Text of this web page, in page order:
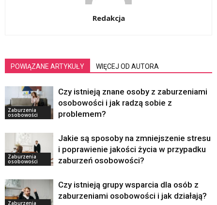
Redakcja
POWIĄZANE ARTYKUŁY WIĘCEJ OD AUTORA
Zaburzenia
osobowości
Czy istnieją znane osoby z zaburzeniami
osobowości i jak radzą sobie z
problemem?
Zaburzenia
osobowości
Jakie są sposoby na zmniejszenie stresu
i poprawienie jakości życia w przypadku
zaburzeń osobowości?
Zaburzenia
Czy istnieją grupy wsparcia dla osób z
zaburzeniami osobowości i jak działają?